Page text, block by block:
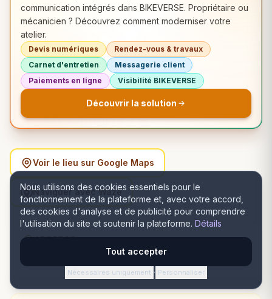
Nous utilisons des cookies essentiels pour le
fonctionnement de la plateforme et, avec votre accord,
des cookies d'analyse et de publicité pour comprendre
l'utilisation du site et soutenir la plateforme. Détails
Tout accepter
Nécessaires uniquement · Personnaliser
communication intégrés dans BIKEVERSE. Propriétaire ou
mécanicien ? Découvrez comment moderniser votre
atelier.
Devis numériques
Rendez-vous & travaux
Carnet d'entretien
Messagerie client
Paiements en ligne
Visibilité BIKEVERSE
Découvrir la solution
Voir le lieu sur Google Maps
Naviguer avec Waze
ADDRESS
Strada Vlădiceni 12, Iași, România, Iași, Iași